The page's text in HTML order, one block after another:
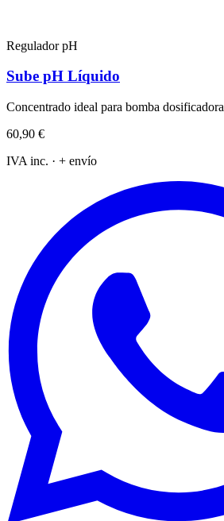
Regulador pH
Sube pH Líquido
Concentrado ideal para bomba dosificadora
60,90 €
IVA inc. · + envío